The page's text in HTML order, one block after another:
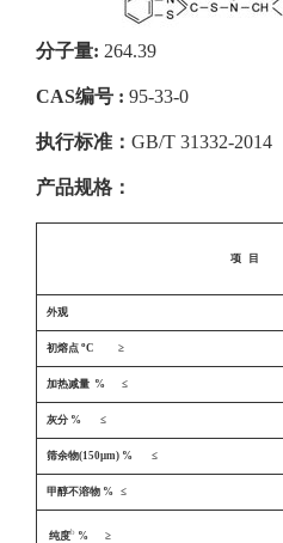
分子量: 264.39
CAS编号 : 95-33-0
执行标准： GB/T 31332-2014
产品规格：
项 目
外观
初熔点 oC ≥
加热减量 % ≤
灰分 % ≤
筛余物(150μm) % ≤
甲醇不溶物 % ≤
纯度b % ≥